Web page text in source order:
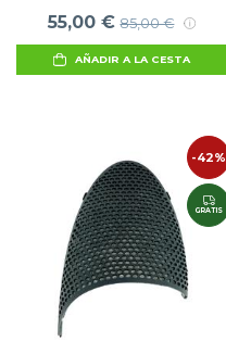
55,00 € 85,00 €
AÑADIR A LA CESTA
-42%
GRATIS